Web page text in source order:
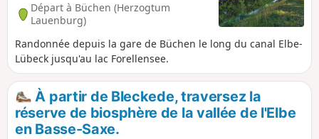
Départ à Büchen (Herzogtum
Lauenburg)
Randonnée depuis la gare de Büchen le long du canal Elbe-
Lübeck jusqu'au lac Forellensee.
À partir de Bleckede, traversez la
réserve de biosphère de la vallée de l'Elbe
en Basse-Saxe.